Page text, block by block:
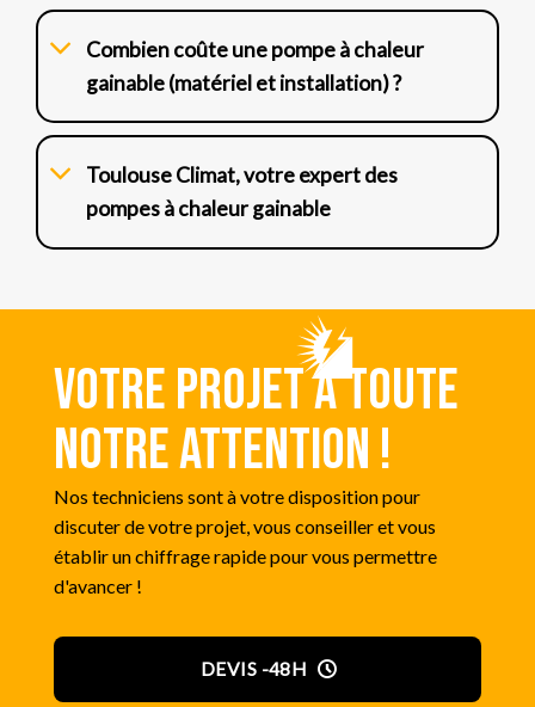
Combien coûte une pompe à chaleur
gainable (matériel et installation) ?
Toulouse Climat, votre expert des
pompes à chaleur gainable
Votre projet a toute
notre attention !
Nos techniciens sont à votre disposition pour
discuter de votre projet, vous conseiller et vous
établir un chiffrage rapide pour vous permettre
d'avancer !
DEVIS -48H